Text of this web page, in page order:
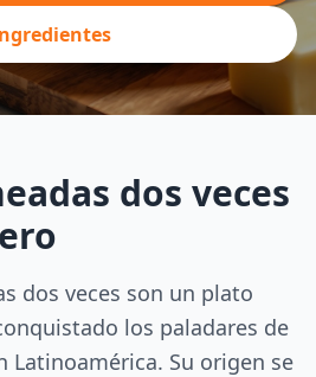
dos veces
dos veces son un plato
los paladares de
Latinoamérica. Su origen se